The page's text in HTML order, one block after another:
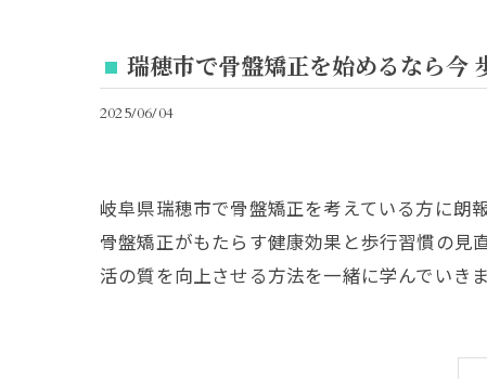
瑞穂市で骨盤矯正を始めるなら今
2025/06/04
岐阜県瑞穂市で骨盤矯正を考えている方に朗
骨盤矯正がもたらす健康効果と歩行習慣の見
活の質を向上させる方法を一緒に学んでいきま